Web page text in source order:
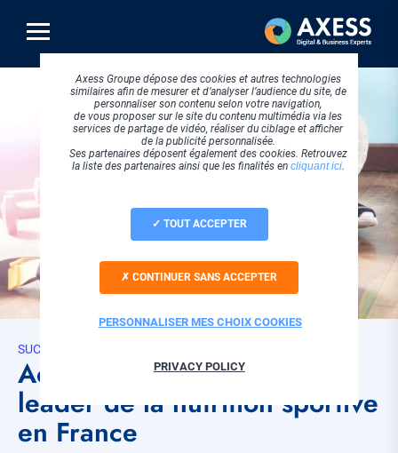
contenu
principal
SUCCESS STORIES
Accompagnement digital du
leader de la nutrition sportive
en France
Axess Groupe dépose des cookies et autres technologies
similaires afin de mesurer et d’analyser l’audience du site, de
personnaliser son contenu selon votre navigation,
de vous proposer sur le site du contenu multimédia via les
services de partage de vidéo, réaliser du ciblage et afficher
de la publicité personnalisée.
Ses partenaires déposent également des cookies. Retrouvez
la liste des partenaires ainsi que les finalités en cliquant ici.
TOUT ACCEPTER
CONTINUER SANS ACCEPTER
PERSONNALISER MES CHOIX COOKIES
PRIVACY POLICY